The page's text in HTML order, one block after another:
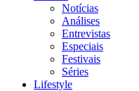
Notícias
Análises
Entrevistas
Especiais
Festivais
Séries
Lifestyle